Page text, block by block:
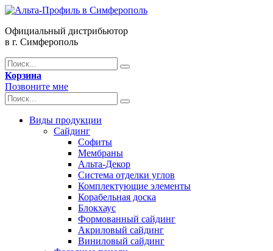
Официальный дистрибьютор
в г. Симферополь
Корзина
Позвоните мне
Виды продукции
Сайдинг
Софиты
Мембраны
Альта-Декор
Система отделки углов
Комплектующие элементы
Корабельная доска
Блокхаус
Формованный сайдинг
Акриловый сайдинг
Виниловый сайдинг